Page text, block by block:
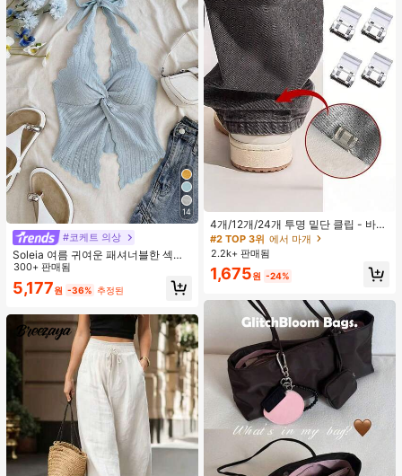
14
#코케트 의상
Soleia 여름 귀여운 패셔너블한 섹시
한 홀터 타이 트위스트 오픈 백 탑
300+ 판매됨
5,177원 -36% 추정된
4개/12개/24개 투명 밑단 클립 - 바지
밑단 끌림 방지를 위한 심리스 무봉제
조절기, 의류 수선 및 깔끔한 바지 길
이 맞춤을 위한 숨겨진 밑단 조절 클립
(랜덤 색상)
#2 TOP 3위 에서 마개
2.2k+ 판매됨
1,675원 -24%